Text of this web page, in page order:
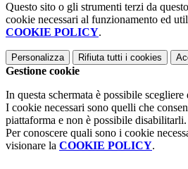
Questo sito o gli strumenti terzi da
cookie necessari al funzionamento ed
COOKIE POLICY.
Personalizza Rifiuta tutti i cookies
Gestione cookie
In questa schermata è possibile
I cookie necessari sono quelli che
piattaforma e non è possibile disabilitarli.
Per conoscere quali sono i cookie
visionare la COOKIE POLICY.